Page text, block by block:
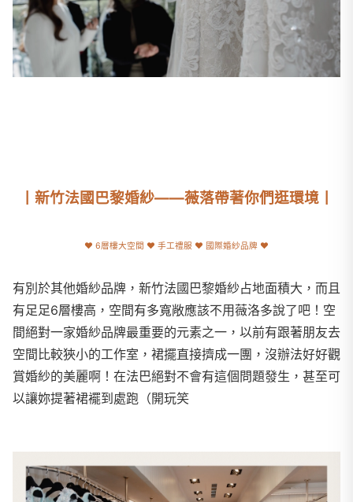
丨新竹法國巴黎婚紗——薇落帶著你們逛環境丨
♥ 6層樓大空間 ♥ 手工禮服 ♥ 國際婚紗品牌 ♥
有別於其他婚紗品牌，新竹法國巴黎婚紗占地面積大，而且
有足足6層樓高，空間有多寬敞應該不用薇洛多說了吧！空
間絕對一家婚紗品牌最重要的元素之一，以前有跟著朋友去
空間比較狹小的工作室，裙擺直接擠成一團，沒辦法好好觀
賞婚紗的美麗啊！在法巴絕對不會有這個問題發生，甚至可
以讓妳提著裙襬到處跑（開玩笑